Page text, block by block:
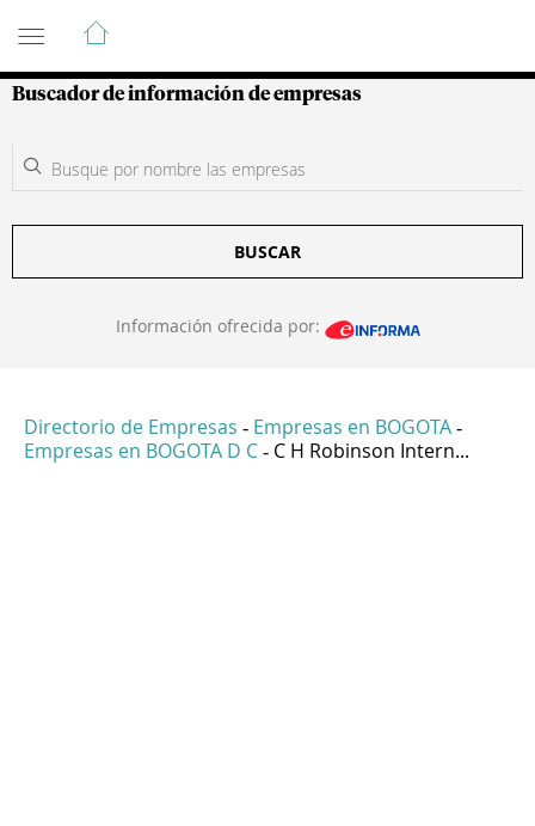
Guía de Empresas Colombianas
Buscador de información de empresas
BUSCAR
Información ofrecida por:
Directorio de Empresas - Empresas en BOGOTA -
Empresas en BOGOTA D C - C H Robinson Intern...